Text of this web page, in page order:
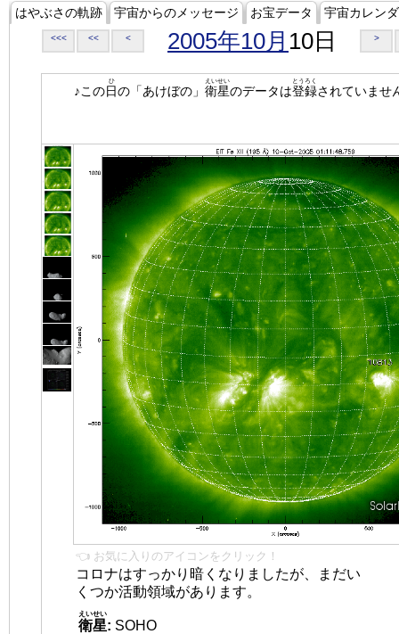
はやぶさの軌跡 宇宙からのメッセージ お宝データ 宇宙カレン
<<< << < 2005年10月 10日 >
♪この日
ひ
の「あけぼの」 衛星
えいせい
のデータは登録
とうろく
されていませ
👈 お気に入りのアイコンをクリック！
コロナはすっかり暗くなりましたが、まだい
くつか活動領域があります。
衛星
えいせい
: SOHO